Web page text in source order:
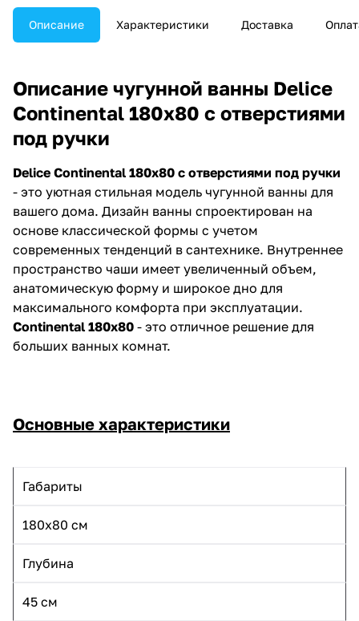
Описание Характеристики Доставка
Описание чугунной ванны Delice
Continental 180х80 с отверстиями
под ручки
Delice Continental 180х80 с отверстиями под ручки
- это уютная стильная модель чугунной ванны для
вашего дома. Дизайн ванны спроектирован на
основе классической формы с учетом
современных тенденций в сантехнике. Внутреннее
пространство чаши имеет увеличенный объем,
анатомическую форму и широкое дно для
максимального комфорта при эксплуатации.
Continental 180х80 - это отличное решение для
больших ванных комнат.
Основные характеристики
Габариты
180х80 см
Глубина
45 см